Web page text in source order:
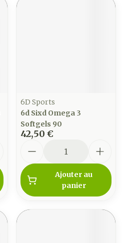
6D Sports
6d Sixd Omega 3
Softgels 90
42,50 €
Ajouter au
panier